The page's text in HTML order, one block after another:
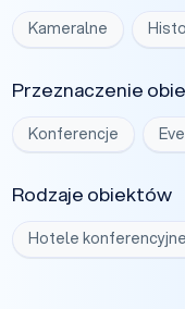
Kameralne
Przeznaczenie
Konferencje
Rodzaje obiektów
Hotele konferencyjne